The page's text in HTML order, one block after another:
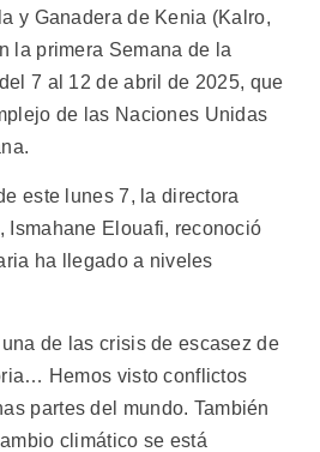
y Ganadera de Kenia (Kalro,
la primera Semana de la
7 al 12 de abril de 2025, que
de las Naciones Unidas
este lunes 7, la directora
Ismahane Elouafi, reconoció
ha llegado a niveles
de las crisis de escasez de
Hemos visto conflictos
partes del mundo. También
climático se está